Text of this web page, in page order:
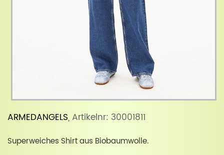
ARMEDANGELS, Artikelnr: 30001811
Superweiches Shirt aus Biobaumwolle.